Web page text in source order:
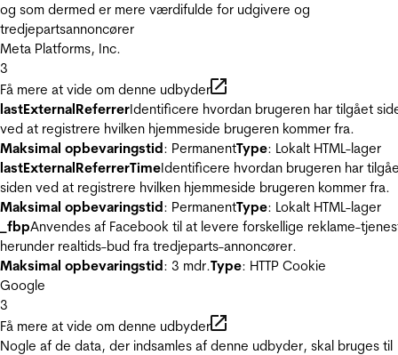
og som dermed er mere værdifulde for udgivere og
tredjepartsannoncører
Meta Platforms, Inc.
3
Få mere at vide om denne udbyder
lastExternalReferrerIdentificere hvordan brugeren har tilgået
ved at registrere hvilken hjemmeside brugeren kommer fra.
Maksimal opbevaringstid: PermanentType: Lokalt HTML-lager
lastExternalReferrerTimeIdentificere hvordan brugeren har
siden ved at registrere hvilken hjemmeside brugeren kommer fra.
Maksimal opbevaringstid: PermanentType: Lokalt HTML-lager
_fbpAnvendes af Facebook til at levere forskellige reklame-
herunder realtids-bud fra tredjeparts-annoncører.
Maksimal opbevaringstid: 3 mdr.Type: HTTP Cookie
Google
3
Få mere at vide om denne udbyder
Nogle af de data, der indsamles af denne udbyder, skal bruges til